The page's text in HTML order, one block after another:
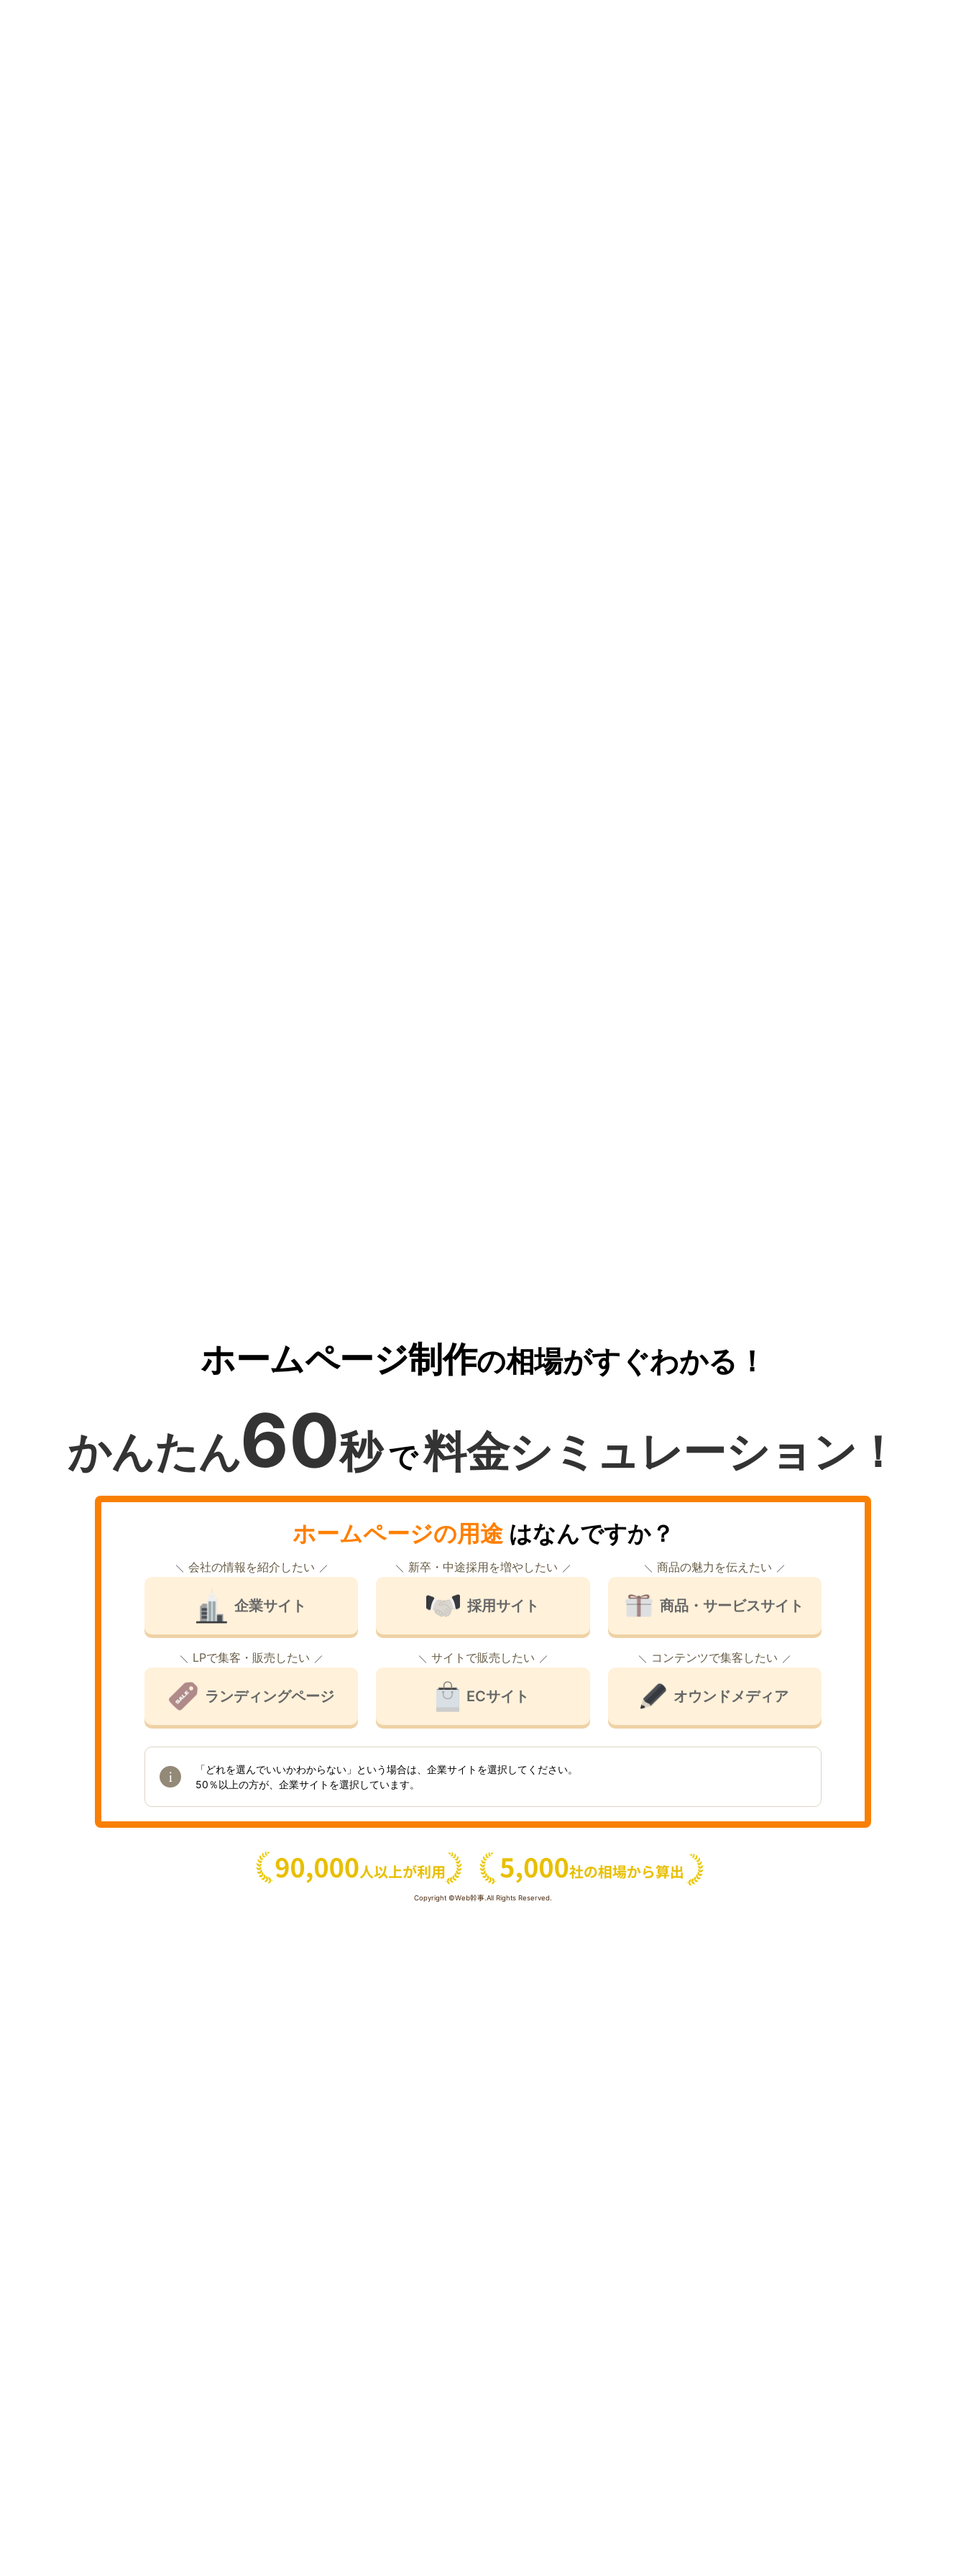
ホームページ制作の相場がすぐわかる！
かんたん60秒で料金シミュレーション！
ホームページの用途はなんですか？
会社の情報を紹介したい
企業サイト
新卒・中途採用を増やしたい
採用サイト
商品の魅力を伝えたい
商品・サービスサイト
LPで集客・販売したい
ランディングページ
サイトで販売したい
ECサイト
コンテンツで集客したい
オウンドメディア
「どれを選んでいいかわからない」という場合は、企業サイトを選択してください。
50％以上の方が、企業サイトを選択しています。
Copyright ©Web幹事.All Rights Reserved.